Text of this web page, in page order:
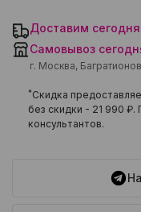
Доставим сегодня
Самовывоз
г. Москва,
*Скидка
без скидки - 21 990 ₽.
консультантов.